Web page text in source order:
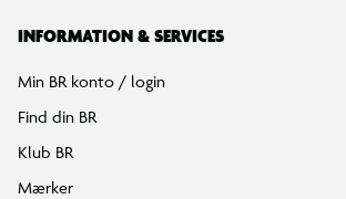
INFORMATION & SERVICES
Min BR konto / login
Find din BR
Klub BR
Mærker